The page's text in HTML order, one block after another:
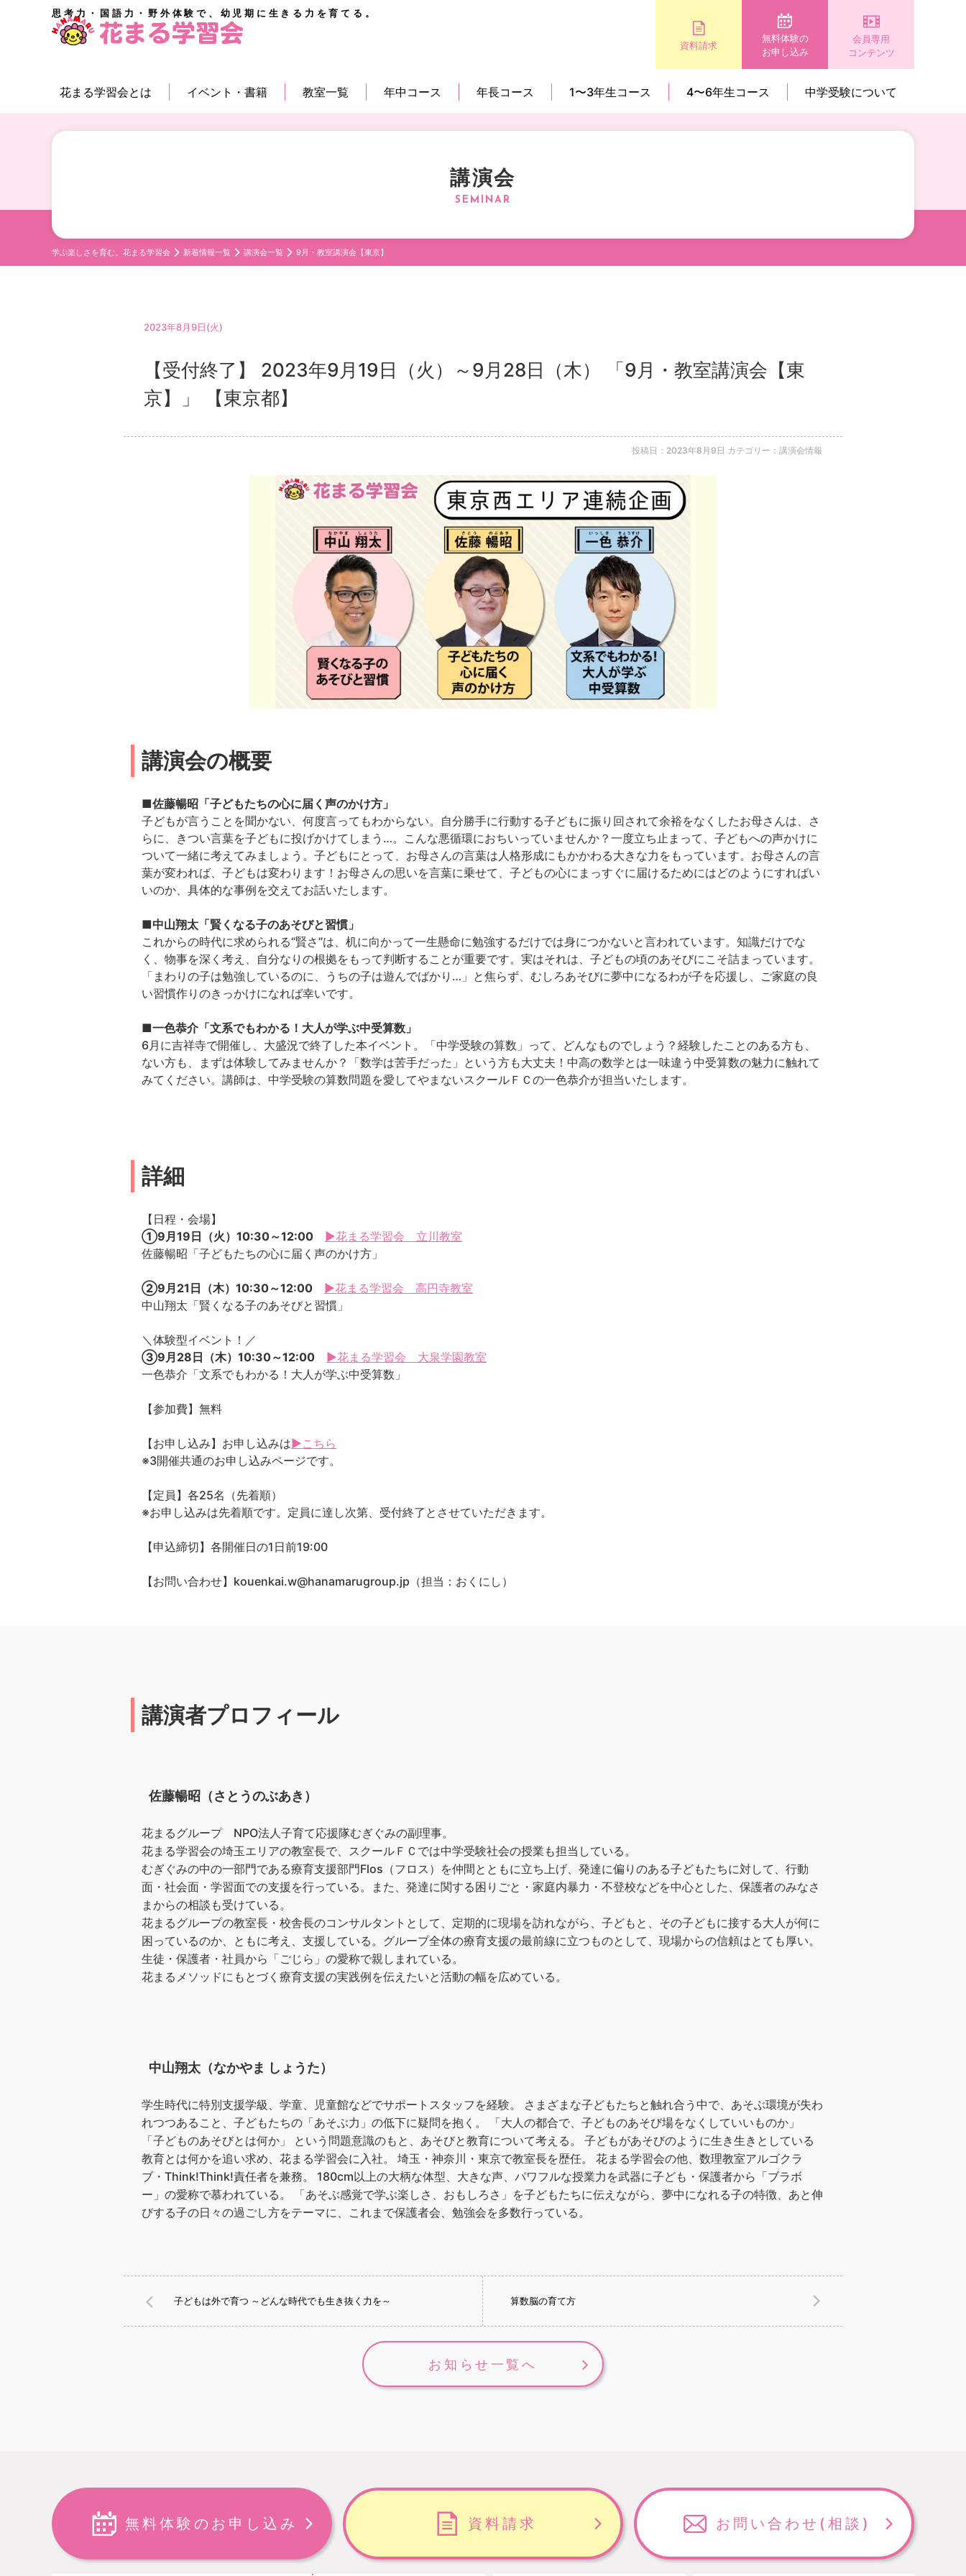
思考力・国語力・野外体験で、幼児期に生きる力を育てる。
資料請求
無料体験の
お申し込み
会員専用
コンテンツ
花まる学習会とは イベント・書籍 教室一覧 年中コース 年長コース 1〜3年生コース 4〜6年生コース 中学受験について
講演会
学ぶ楽しさを育む。花まる学習会 新着情報一覧 講演会一覧 9月・教室講演会【東京】
2023年8月9日(火)
【受付終了】 2023年9月19日（火）～9月28日（木） 「9月・教室講演会【東
京】」 【東京都】
投稿日：2023年8月9日 カテゴリー：講演会情報
講演会の概要
■佐藤暢昭「子どもたちの心に届く声のかけ方」
子どもが言うことを聞かない、何度言ってもわからない。自分勝手に行動する子どもに振り回されて余裕をなくしたお母さんは、さ
らに、きつい言葉を子どもに投げかけてしまう…。こんな悪循環におちいっていませんか？一度立ち止まって、子どもへの声かけに
ついて一緒に考えてみましょう。子どもにとって、お母さんの言葉は人格形成にもかかわる大きな力をもっています。お母さんの言
葉が変われば、子どもは変わります！お母さんの思いを言葉に乗せて、子どもの心にまっすぐに届けるためにはどのようにすればい
いのか、具体的な事例を交えてお話いたします。
■中山翔太「賢くなる子のあそびと習慣」
これからの時代に求められる“賢さ”は、机に向かって一生懸命に勉強するだけでは身につかないと言われています。知識だけでな
く、物事を深く考え、自分なりの根拠をもって判断することが重要です。実はそれは、子どもの頃のあそびにこそ詰まっています。
「まわりの子は勉強しているのに、うちの子は遊んでばかり…」と焦らず、むしろあそびに夢中になるわが子を応援し、ご家庭の良
い習慣作りのきっかけになれば幸いです。
■一色恭介「文系でもわかる！大人が学ぶ中受算数」
6月に吉祥寺で開催し、大盛況で終了した本イベント。「中学受験の算数」って、どんなものでしょう？経験したことのある方も、
ない方も、まずは体験してみませんか？「数学は苦手だった」という方も大丈夫！中高の数学とは一味違う中受算数の魅力に触れて
みてください。講師は、中学受験の算数問題を愛してやまないスクールＦＣの一色恭介が担当いたします。
詳細
【日程・会場】
①9月19日（火）10:30～12:00
▶花まる学習会 立川教室
佐藤暢昭「子どもたちの心に届く声のかけ方」
②9月21日（木）10:30～12:00
▶花まる学習会 高円寺教室
中山翔太「賢くなる子のあそびと習慣」
＼体験型イベント！／
③9月28日（木）10:30～12:00
▶花まる学習会 大泉学園教室
一色恭介「文系でもわかる！大人が学ぶ中受算数」
【参加費】無料
【お申し込み】お申し込みは▶こちら
※3開催共通のお申し込みページです。
【定員】各25名（先着順）
※お申し込みは先着順です。定員に達し次第、受付終了とさせていただきます。
【申込締切】各開催日の1日前19:00
【お問い合わせ】kouenkai.w@hanamarugroup.jp（担当：おくにし）
講演者プロフィール
佐藤暢昭（さとうのぶあき）
花まるグループ NPO法人子育て応援隊むぎぐみの副理事。
花まる学習会の埼玉エリアの教室長で、スクールＦＣでは中学受験社会の授業も担当している。
むぎぐみの中の一部門である療育支援部門Flos（フロス）を仲間とともに立ち上げ、発達に偏りのある子どもたちに対して、行動
面・社会面・学習面での支援を行っている。また、発達に関する困りごと・家庭内暴力・不登校などを中心とした、保護者のみなさ
まからの相談も受けている。
花まるグループの教室長・校舎長のコンサルタントとして、定期的に現場を訪れながら、子どもと、その子どもに接する大人が何に
困っているのか、ともに考え、支援している。グループ全体の療育支援の最前線に立つものとして、現場からの信頼はとても厚い。
生徒・保護者・社員から「ごじら」の愛称で親しまれている。
花まるメソッドにもとづく療育支援の実践例を伝えたいと活動の幅を広めている。
中山翔太（なかやま しょうた）
学生時代に特別支援学級、学童、児童館などでサポートスタッフを経験。 さまざまな子どもたちと触れ合う中で、あそぶ環境が失わ
れつつあること、子どもたちの「あそぶ力」の低下に疑問を抱く。 「大人の都合で、子どものあそび場をなくしていいものか」
「子どものあそびとは何か」 という問題意識のもと、あそびと教育について考える。 子どもがあそびのように生き生きとしている
教育とは何かを追い求め、花まる学習会に入社。 埼玉・神奈川・東京で教室長を歴任。 花まる学習会の他、数理教室アルゴクラ
ブ・Think!Think!責任者を兼務。 180cm以上の大柄な体型、大きな声、パワフルな授業力を武器に子ども・保護者から「ブラボ
ー」の愛称で慕われている。 「あそぶ感覚で学ぶ楽しさ、おもしろさ」を子どもたちに伝えながら、夢中になれる子の特徴、あと伸
びする子の日々の過ごし方をテーマに、これまで保護者会、勉強会を多数行っている。
子どもは外で育つ ～どんな時代でも生き抜く力を～ 算数脳の育て方
お知らせ一覧へ
無料体験のお申し込み 資料請求 お問い合わせ (相談)